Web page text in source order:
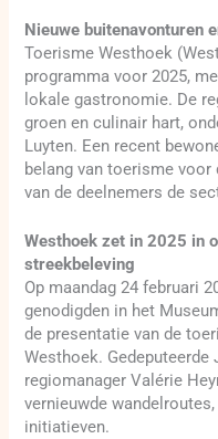
Nieuwe buitenavonturen
Toerisme Westhoek
programma voor 2025,
lokale gastronomie. De
groen en culinair hart,
Luyten. Een recent
belang van toerisme
van de deelnemers de
Westhoek zet in 2025 in
streekbeleving
Op maandag 24 februari
genodigden in het
de presentatie van de
Westhoek. Gedeputeerde
regiomanager Valérie
vernieuwde
initiatieven.